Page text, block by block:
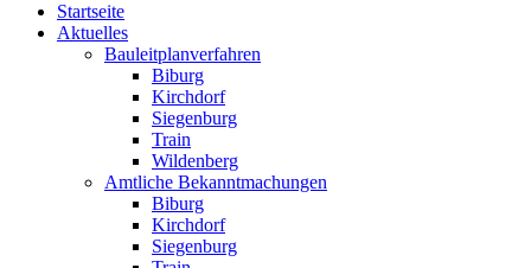
Startseite
Aktuelles
Bauleitplanverfahren
Biburg
Kirchdorf
Siegenburg
Train
Wildenberg
Amtliche Bekanntmachungen
Biburg
Kirchdorf
Siegenburg